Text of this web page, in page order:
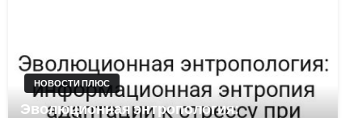
НОВОСТИ ПЛЮС
Эволюционная энтропология: